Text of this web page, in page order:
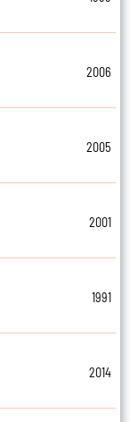
2006
2005
2001
1991
2014